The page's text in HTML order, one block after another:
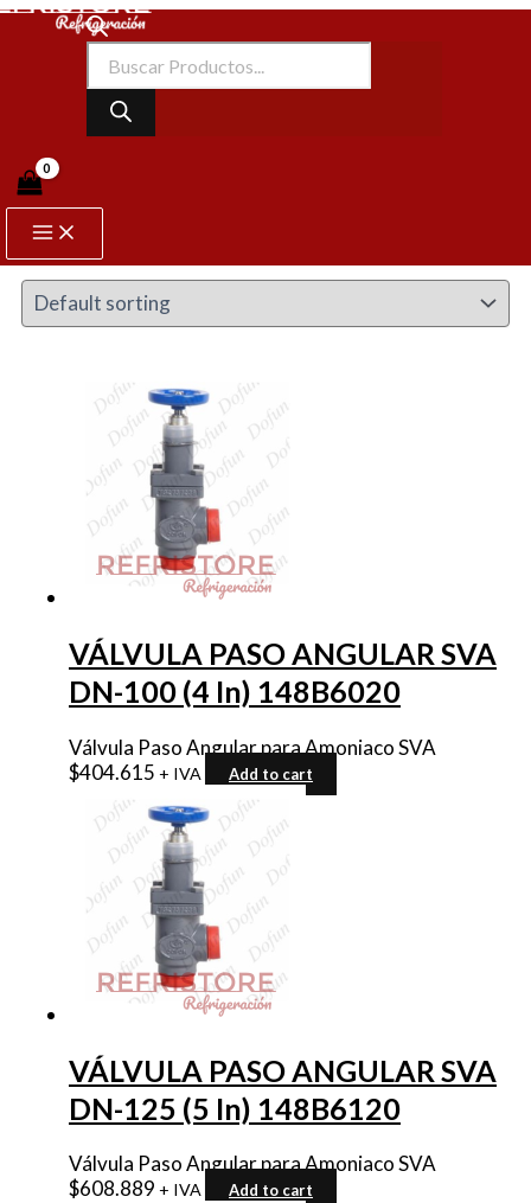
Ir
Búsqueda
de
productos
Main
Menu
/ Product Equipamiento / Volante
Volante
Showing 1–12 of 53 results
VÁLVULA PASO ANGULAR SVA
DN-100 (4 In) 148B6020
Válvula Paso Angular para Amoniaco SVA
$404.615 + IVA Add to cart
VÁLVULA PASO ANGULAR SVA
DN-125 (5 In) 148B6120
Válvula Paso Angular para Amoniaco SVA
$608.889 + IVA Add to cart